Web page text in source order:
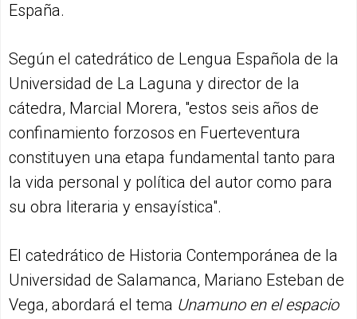
España.
Según el catedrático de Lengua Española de la
Universidad de La Laguna y director de la
cátedra, Marcial Morera, "estos seis años de
confinamiento forzosos en Fuerteventura
constituyen una etapa fundamental tanto para
la vida personal y política del autor como para
su obra literaria y ensayística".
El catedrático de Historia Contemporánea de la
Universidad de Salamanca, Mariano Esteban de
Vega, abordará el tema Unamuno en el espacio